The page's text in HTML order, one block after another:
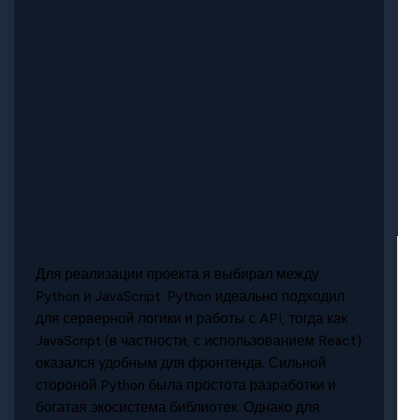
Для реализации проекта я выбирал между
Python и JavaScript. Python идеально подходил
для серверной логики и работы с API, тогда как
JavaScript (в частности, с использованием React)
оказался удобным для фронтенда. Сильной
стороной Python была простота разработки и
богатая экосистема библиотек. Однако для